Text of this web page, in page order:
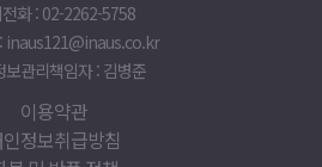
화 : 02-2262-5758
inaus121@inaus.co.kr
보관리책임자 : 김병준
이용약관
정보취급방침